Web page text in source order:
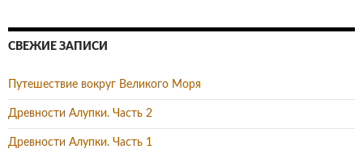
СВЕЖИЕ ЗАПИСИ
Путешествие вокруг Великого Моря
Древности Алупки. Часть 2
Древности Алупки. Часть 1